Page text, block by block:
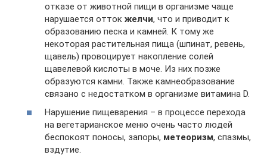
отказе от животной пищи в организме чаще
нарушается отток желчи, что и приводит к
образованию песка и камней. К тому же
некоторая растительная пища (шпинат, ревень,
щавель) провоцирует накопление солей
щавелевой кислоты в моче. Из них позже
образуются камни. Также камнеобразование
связано с недостатком в организме витамина D.
Нарушение пищеварения – в процессе перехода
на вегетарианское меню очень часто людей
беспокоят поносы, запоры, метеоризм, спазмы,
вздутие.